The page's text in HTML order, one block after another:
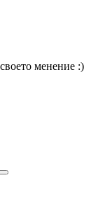
менение :)